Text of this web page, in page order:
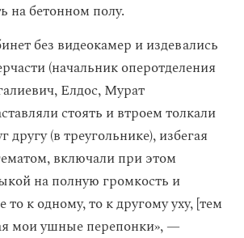
на бетонном полу.
без видеокамер и издевались
(начальник оперотделения
Елдос, Мурат
стоять и втроем толкали
другу (в треугольнике), избегая
включали при этом
на полную громкость и
то к одному, то к другому уху, [тем
мои ушные перепонки», —